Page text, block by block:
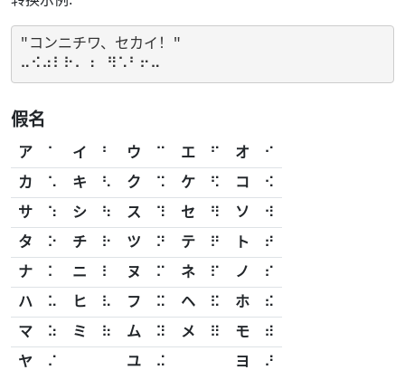
"コンニチワ、セカイ！"
假名
ア ⠁ イ ⠃ ウ ⠉ エ ⠋ オ
⠊
カ
⠡ キ ⠣ ク ⠩ ケ ⠫ コ
⠪
サ
⠱ シ ⠳ ス ⠹ セ ⠻ ソ
⠺
タ
⠕ チ ⠗ ツ ⠝ テ ⠟ ト
⠞
ナ
⠅ ニ ⠇ ヌ ⠍ ネ ⠏ ノ
⠎
ハ
⠥ ヒ ⠧ フ ⠭ ヘ ⠯ ホ
⠮
マ
⠵ ミ ⠷ ム ⠽ メ ⠿ モ
⠾
ヤ
⠌ ユ ⠬ ヨ
⠜